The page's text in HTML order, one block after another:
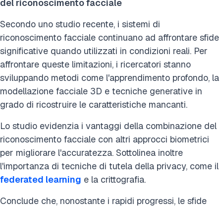
del riconoscimento facciale
Secondo uno studio recente, i sistemi di
riconoscimento facciale continuano ad affrontare sfide
significative quando utilizzati in condizioni reali. Per
affrontare queste limitazioni, i ricercatori stanno
sviluppando metodi come l'apprendimento profondo, la
modellazione facciale 3D e tecniche generative in
grado di ricostruire le caratteristiche mancanti.
Lo studio evidenzia i vantaggi della combinazione del
riconoscimento facciale con altri approcci biometrici
per migliorare l'accuratezza. Sottolinea inoltre
l'importanza di tecniche di tutela della privacy, come il
federated learning e la crittografia.
Conclude che, nonostante i rapidi progressi, le sfide